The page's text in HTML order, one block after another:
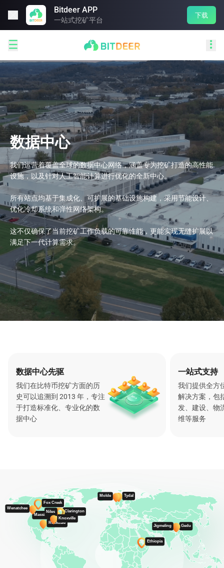
Bitdeer APP
一站式挖矿平台
下载
 
数据中心
我们运营着覆盖全球的数据中心网络，涵盖专为挖矿打造的高性能
设施，以及针对人工智能计算进行优化的全新中心。
所有站点均基于集成化、可扩展的基础设施构建，采用节能设计、
优化冷却系统和弹性网络架构。
这不仅确保了当前挖矿工作负载的可靠性能，更能实现无缝扩展以
满足下一代计算需求。
数据中心先驱
我们在比特币挖矿方面的历
史可以追溯到 2013 年，专注
于打造标准化、专业化的数
据中心
一站式支持
我们提供全方
解决方案，包
发、建设、物
维等服务
Fox Creek
Clarington
Massillon
Ethiopia
Niles
Tydal
Molde
Gedu
Jigmeling
Wenatchee
Rockdale
Knoxville